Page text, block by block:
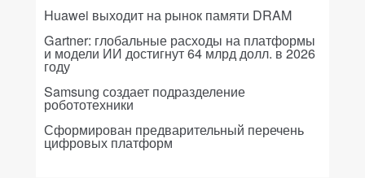
Huawei выходит на рынок памяти DRAM
Gartner: глобальные расходы на платформы
и модели ИИ достигнут 64 млрд долл. в 2026
году
Samsung создает подразделение
робототехники
Сформирован предварительный перечень
цифровых платформ